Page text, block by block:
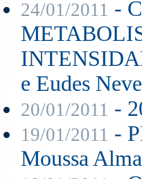
24/01/2011 -
e Eudes
20/01/2011 -
19/01/2011 -
Moussa Alma